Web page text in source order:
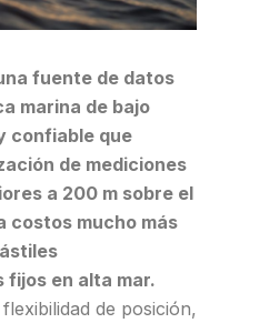
fuente de datos
marina de bajo
confiable que
de mediciones
a 200 m sobre el
costos mucho más
fijos en alta mar.
de posición,